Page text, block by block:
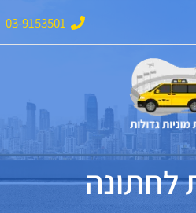
03-9153501
לחתונה